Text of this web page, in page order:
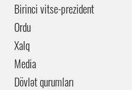
Birinci vitse-prezident
Ordu
Xalq
Media
Dövlət qurumları